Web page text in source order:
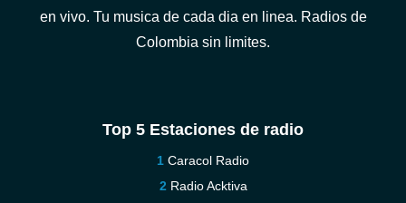
en vivo. Tu musica de cada dia en linea. Radios de
Colombia sin limites.
Top 5 Estaciones de radio
Caracol Radio
Radio Acktiva